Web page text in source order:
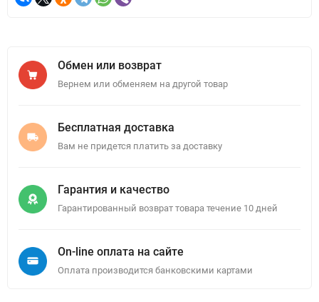
Обмен или возврат
Вернем или обменяем на другой товар
Бесплатная доставка
Вам не придется платить за доставку
Гарантия и качество
Гарантированный возврат товара течение 10 дней
On-line оплата на сайте
Оплата производится банковскими картами